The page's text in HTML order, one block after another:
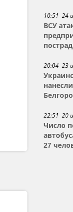
10:51 24
ВСУ
20:04 23
22:51 20
Число
27